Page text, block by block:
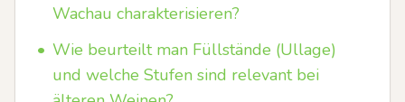
Wachau charakterisieren?
• Wie beurteilt man Füllstände (Ullage)
und welche Stufen sind relevant bei